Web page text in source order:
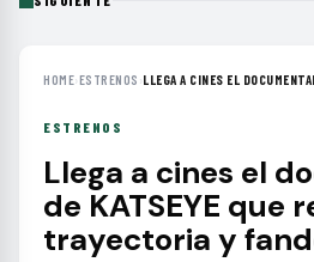
HOME›ESTRENOS ›LLEGA A CINES EL
ESTRENOS
Llega a cines el
de KATSEYE que
trayectoria y